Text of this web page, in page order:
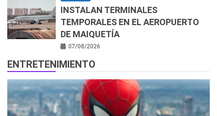
INSTALAN TERMINALES
TEMPORALES EN EL AEROPUERTO
DE MAIQUETÍA
07/08/2026
ENTRETENIMIENTO